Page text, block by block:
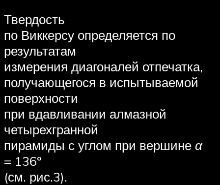
Твердость
по Виккерсу определяется по
результатам
измерения диагоналей отпечатка,
получающегося в испытываемой
поверхности
при вдавливании алмазной
четырехгранной
пирамиды с углом при вершине α
= 136º
(см. рис.3).